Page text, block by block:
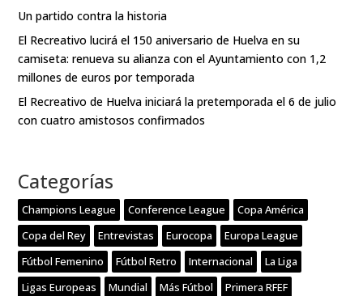
Un partido contra la historia
El Recreativo lucirá el 150 aniversario de Huelva en su
camiseta: renueva su alianza con el Ayuntamiento con 1,2
millones de euros por temporada
El Recreativo de Huelva iniciará la pretemporada el 6 de julio
con cuatro amistosos confirmados
Categorías
Champions League Conference League
Copa América
Copa del Rey
Entrevistas Eurocopa
Europa League
Fútbol Femenino
Fútbol Retro Internacional
La Liga
Ligas Europeas
Mundial Más Fútbol
Primera RFEF